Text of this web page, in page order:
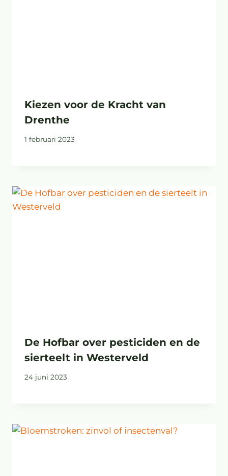
Kiezen voor de Kracht van
Drenthe
1 februari 2023
De Hofbar over pesticiden en de
sierteelt in Westerveld
24 juni 2023